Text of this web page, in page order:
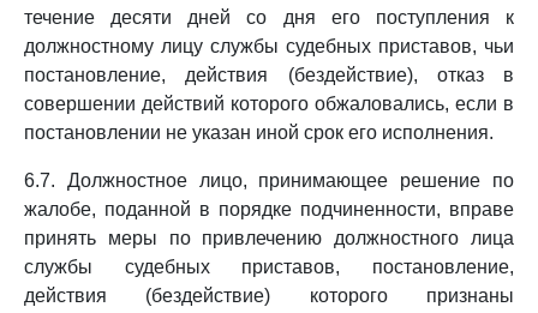
течение десяти дней со дня его поступления к
должностному лицу службы судебных приставов, чьи
постановление, действия (бездействие), отказ в
совершении действий которого обжаловались, если в
постановлении не указан иной срок его исполнения.
6.7. Должностное лицо, принимающее решение по
жалобе, поданной в порядке подчиненности, вправе
принять меры по привлечению должностного лица
службы судебных приставов, постановление,
действия (бездействие) которого признаны